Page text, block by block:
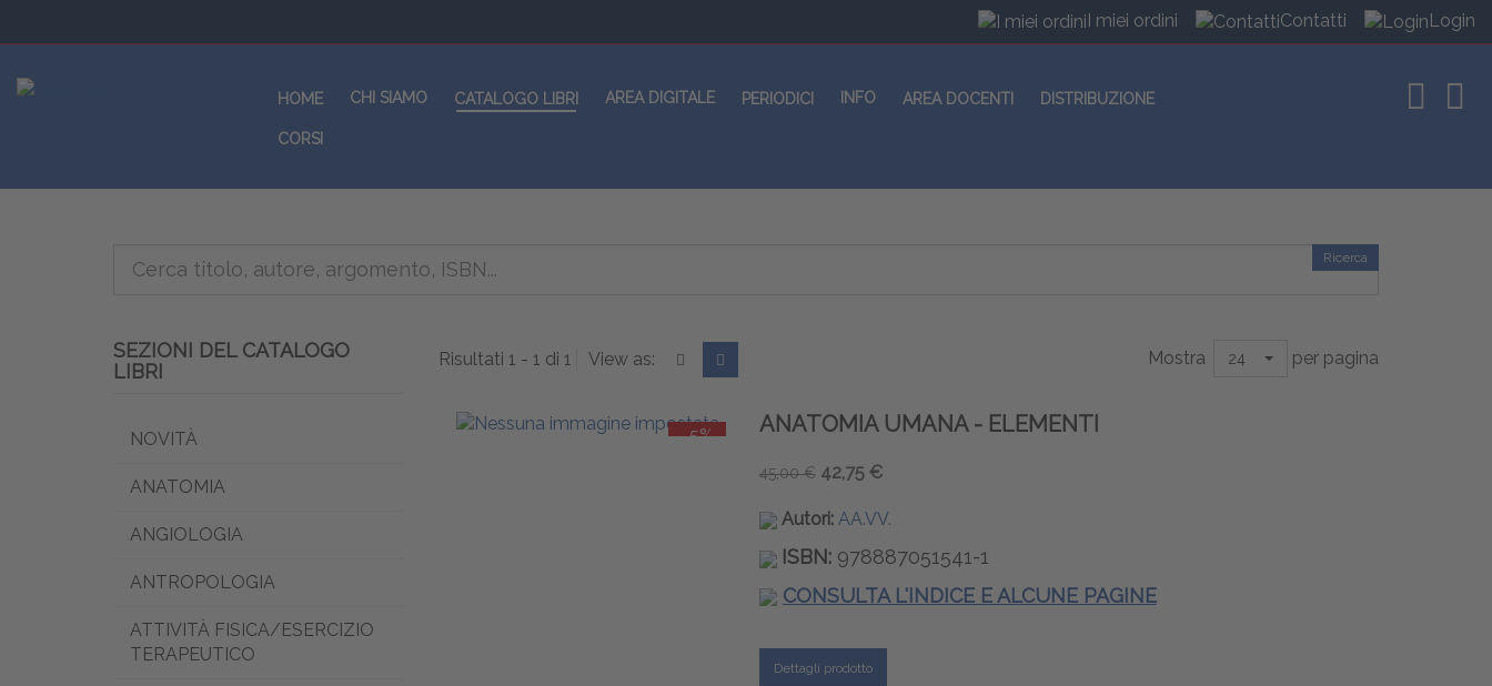
I miei ordini Contatti Login
HOME CHI SIAMO CATALOGO LIBRI AREA DIGITALE PERIODICI INFO AREA DOCENTI DISTRIBUZIONE
CORSI
Ricerca
Risultati 1 - 1 di 1 View as: Mostra 24 per pagina
-5% ANATOMIA UMANA - ELEMENTI
45,00 € 42,75 €
Autori: AA.VV.
ISBN:978887051541-1
CONSULTA L'INDICE E ALCUNE PAGINE
Dettagli prodotto
SEZIONI DEL CATALOGO
LIBRI
NOVITÀ
ANATOMIA
ANGIOLOGIA
ANTROPOLOGIA
ATTIVITÀ FISICA/ESERCIZIO
TERAPEUTICO